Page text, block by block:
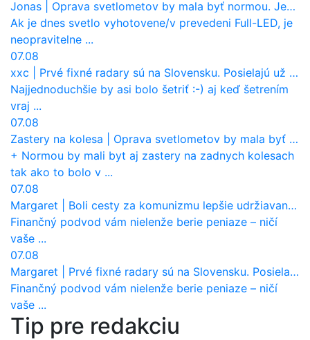
Jonas
Oprava svetlometov by mala byť normou. Jeden nový dnes stojí priemerne 1251 eur!
Ak je dnes svetlo vyhotovene/v prevedeni Full-LED, je
neopravitelne ...
07.08
xxc
Prvé fixné radary sú na Slovensku. Posielajú už pokuty? Ukáže ich Waze?
Najjednoduchšie by asi bolo šetriť :-) aj keď šetrením
vraj ...
07.08
Zastery na kolesa
Oprava svetlometov by mala byť normou. Jeden nový dnes stojí priemerne 1251 eur!
+ Normou by mali byt aj zastery na zadnych kolesach
tak ako to bolo v ...
07.08
Margaret
Boli cesty za komunizmu lepšie udržiavané ako dnes?
Finančný podvod vám nielenže berie peniaze – ničí
vaše ...
07.08
Margaret
Prvé fixné radary sú na Slovensku. Posielajú už pokuty? Ukáže ich Waze?
Finančný podvod vám nielenže berie peniaze – ničí
vaše ...
Tip pre redakciu